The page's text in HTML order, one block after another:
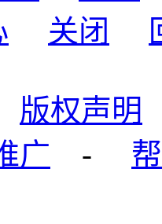
关闭
版权声明
广 -